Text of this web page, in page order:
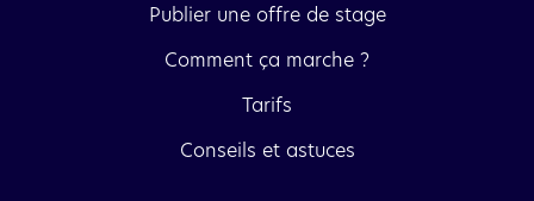
Publier une offre de stage
Comment ça marche ?
Tarifs
Conseils et astuces